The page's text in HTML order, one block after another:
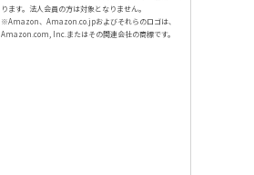
ります。法人会員の方は対象となりません。
※Amazon、Amazon.co.jpおよびそれらのロゴは、
Amazon.com, Inc.またはその関連会社の商標です。